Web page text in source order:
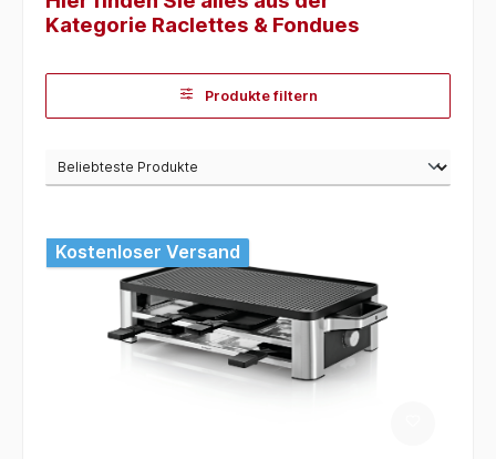
Kategorie Raclettes & Fondues
Produkte filtern
Kostenloser Versand